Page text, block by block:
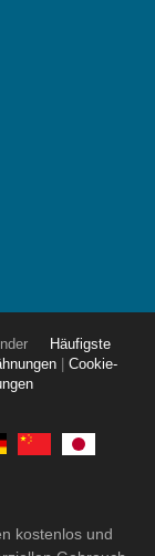
Häufigste
Cookie-
kostenlos und